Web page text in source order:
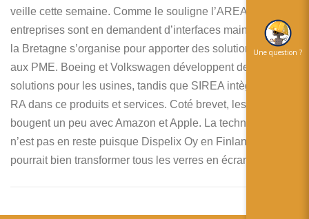
veille cette semaine. Comme le souligne l’AREA, les
entreprises sont en demandent d’interfaces mains libres et
la Bretagne s’organise pour apporter des solutions de RA
aux PME. Boeing et Volkswagen développent des
solutions pour les usines, tandis que SIREA intègre de la
RA dans ce produits et services. Coté brevet, les choses
bougent un peu avec Amazon et Apple. La technologie
n’est pas en reste puisque Dispelix Oy en Finlande
pourrait bien transformer tous les verres en écran !
Une question ?